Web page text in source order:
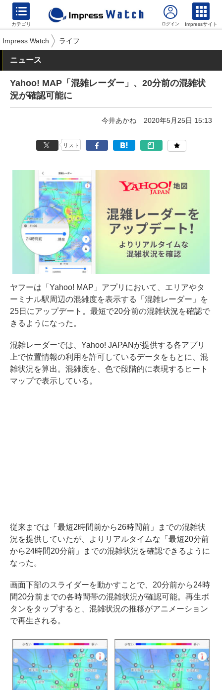
カテゴリ Impressサイト
Impress Watch ライフ
ニュース
Yahoo! MAP「混雑レーダー」、20分前の混雑状
況が確認可能に
今井あかね 2020年5月25日 15:13
リスト
ヤフーは「Yahoo! MAP」アプリにおいて、エリアやタ
ーミナル駅周辺の混雑度を表示する「混雑レーダー」を
25日にアップデート。最短で20分前の混雑状況を確認で
きるようになった。
混雑レーダーでは、Yahoo! JAPANが提供する各アプリ
上で位置情報の利用を許可しているデータをもとに、混
雑状況を算出。混雑度を、色で段階的に表現するヒート
マップで表示している。
従来までは「最短2時間前から26時間前」までの混雑状
況を提供していたが、よりリアルタイムな「最短20分前
から24時間20分前」までの混雑状況を確認できるように
なった。
画面下部のスライダーを動かすことで、20分前から24時
間20分前までの各時間帯の混雑状況が確認可能。再生ボ
タンをタップすると、混雑状況の推移がアニメーション
で再生される。